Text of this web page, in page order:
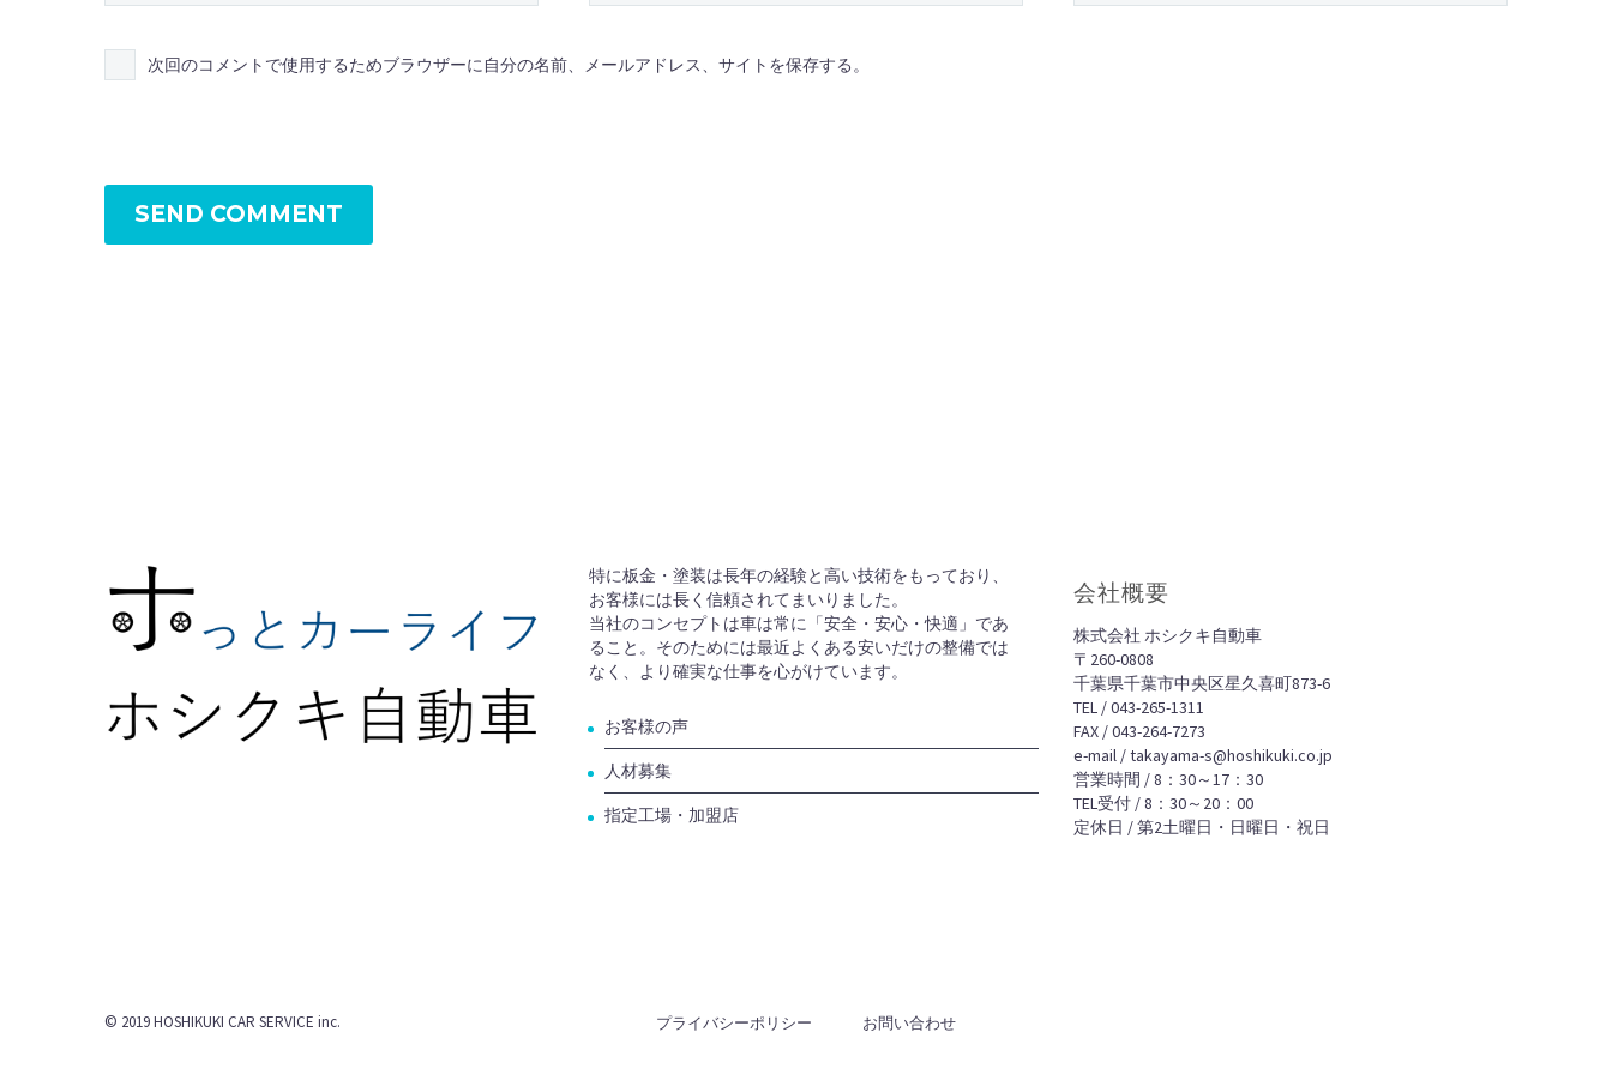
次回のコメントで使用するためブラウザーに自分の名前、メールアドレス、サイトを保存する。
SEND COMMENT
特に板金・塗装は長年の経験と高い技術をもっており、
お客様には長く信頼されてまいりました。
当社のコンセプトは車は常に「安全・安心・快適」であ
ること。そのためには最近よくある安いだけの整備では
なく、より確実な仕事を心がけています。
お客様の声
人材募集
指定工場・加盟店
会社概要
株式会社 ホシクキ自動車
〒260-0808
千葉県千葉市中央区星久喜町873-6
TEL / 043-265-1311
FAX / 043-264-7273
e-mail / takayama-s@hoshikuki.co.jp
営業時間 / 8：30～17：30
TEL受付 / 8：30～20：00
定休日 / 第2土曜日・日曜日・祝日
プライバシーポリシー お問い合わせ
© 2019 HOSHIKUKI CAR SERVICE inc.